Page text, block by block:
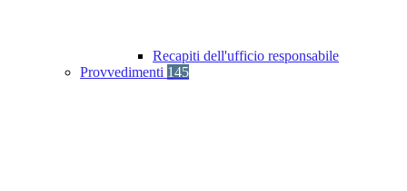
Recapiti dell'ufficio responsabile
Provvedimenti 145